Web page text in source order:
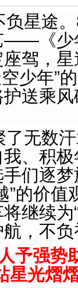
星途。
——《少
驾，
少年”
送乘
无数汗
、积
们逐
”的价
继续为
，不